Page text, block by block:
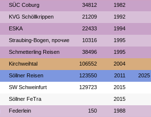
SÜC Coburg 34812 1982
KVG Schöllkrippen 21209 1992
ESKA 22433 1994
Straubing-Bogen, прочие 10316 1995
Schmetterling Reisen 38496 1995
Kirchweihtal 106552 2004
Söllner Reisen 123550 2011 2025
SW Schweinfurt 129723 2015
Söllner FeTra 2015
Federlein 150 1988